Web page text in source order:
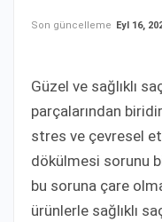
Son güncelleme Eyl 16,
Güzel ve sağlıklı
parçalarından
stres ve çevresel
dökülmesi sorunu
bu soruna çare
ürünlerle sağlıklı